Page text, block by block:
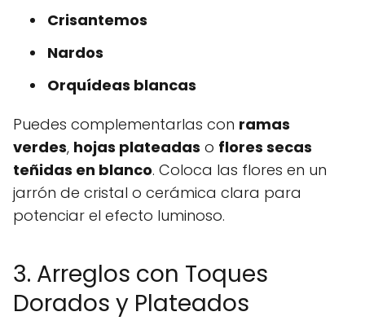
Crisantemos
Nardos
Orquídeas blancas
Puedes complementarlas con ramas
verdes, hojas plateadas o flores secas
teñidas en blanco. Coloca las flores en un
jarrón de cristal o cerámica clara para
potenciar el efecto luminoso.
3. Arreglos con Toques
Dorados y Plateados